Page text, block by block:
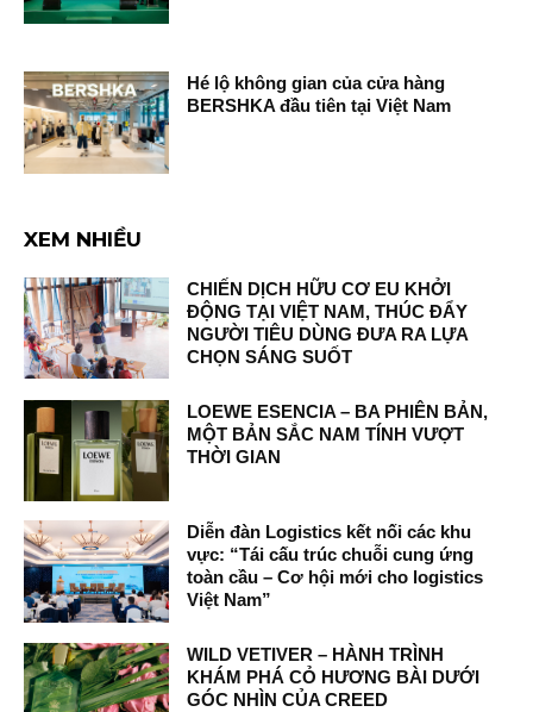
Hé lộ không gian của cửa hàng
BERSHKA đầu tiên tại Việt Nam
XEM NHIỀU
CHIẾN DỊCH HỮU CƠ EU KHỞI
ĐỘNG TẠI VIỆT NAM, THÚC ĐẨY
NGƯỜI TIÊU DÙNG ĐƯA RA LỰA
CHỌN SÁNG SUỐT
LOEWE ESENCIA – BA PHIÊN BẢN,
MỘT BẢN SẮC NAM TÍNH VƯỢT
THỜI GIAN
Diễn đàn Logistics kết nối các khu
vực: “Tái cấu trúc chuỗi cung ứng
toàn cầu – Cơ hội mới cho logistics
Việt Nam”
WILD VETIVER – HÀNH TRÌNH
KHÁM PHÁ CỎ HƯƠNG BÀI DƯỚI
GÓC NHÌN CỦA CREED